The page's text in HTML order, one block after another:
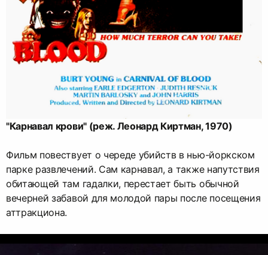
"Карнавал крови" (реж. Леонард Киртман, 1970)
Фильм повествует о череде убийств в нью-йоркском
парке развлечений. Сам карнавал, а также напутствия
обитающей там гадалки, перестает быть обычной
вечерней забавой для молодой пары после посещения
аттракциона.